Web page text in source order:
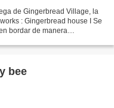
de Gingerbread Village, la
: Gingerbread house I Se
bordar de manera
bee